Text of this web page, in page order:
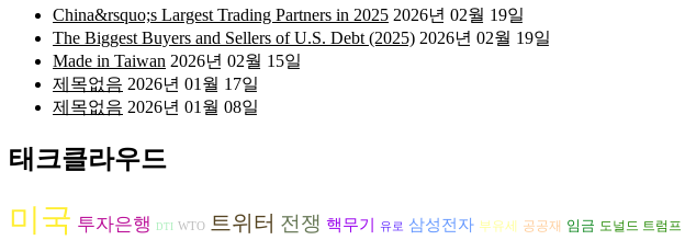
China&rsquo;s Largest Trading Partners in 2025 2026년 02월 19일
The Biggest Buyers and Sellers of U.S. Debt (2025) 2026년 02월 19일
Made in Taiwan 2026년 02월 15일
제목없음 2026년 01월 17일
제목없음 2026년 01월 08일
태크클라우드
미국 투자은행 DTI WTO 트위터 전쟁 핵무기 유로 삼성전자 부유세 공공재 임금 도널드 트럼프